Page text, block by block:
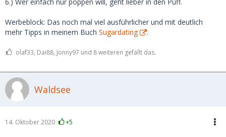
Werbeblock: Das noch mal viel ausführlicher und mit deutlich
mehr Tipps in meinem Buch Sugardating .
olaf33, Dai88, Jonny97 und 8 weiteren gefällt das.
Waldsee
14. Oktober 2020 +5